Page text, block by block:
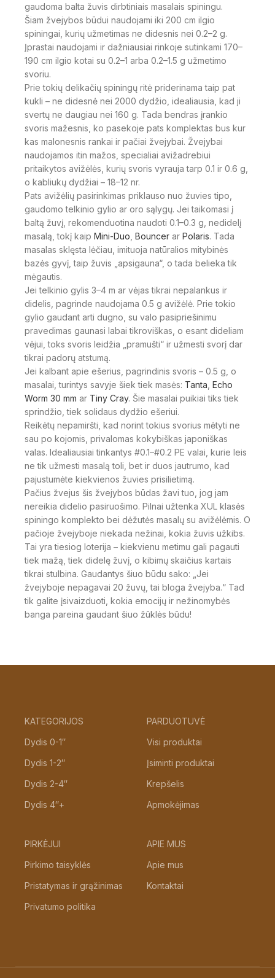
gaudoma balta žuvis dirbtiniais masalais spiningu.
Šiam žvejybos būdui naudojami iki 200 cm ilgio
spiningai, kurių užmetimas ne didesnis nei 0.2–2 g.
Įprastai naudojami ir dažniausiai rinkoje sutinkami 170–
190 cm ilgio kotai su 0.2–1 arba 0.2–1.5 g užmetimo
svoriu.
Prie tokių delikačių spiningų ritė priderinama taip pat
kukli – ne didesnė nei 2000 dydžio, idealiausia, kad ji
svertų ne daugiau nei 160 g. Tada bendras įrankio
svoris mažesnis, ko pasekoje pats komplektas bus kur
kas malonesnis rankai ir pačiai žvejybai. Žvejybai
naudojamos itin mažos, specialiai avižadrebiui
pritaikytos avižėlės, kurių svoris vyrauja tarp 0.1 ir 0.6 g,
o kabliukų dydžiai – 18–12 nr.
Pats avižėlių pasirinkimas priklauso nuo žuvies tipo,
gaudomo telkinio gylio ar oro sąlygų. Jei taikomasi į
baltą žuvį, rekomenduotina naudoti 0.1–0.3 g, nedidelį
masalą, tokį kaip Mini-Duo Bouncer ar Polaris. Tada
masalas sklęsta lėčiau, imituoja natūralios mitybinės
bazės gyvį, taip žuvis „apsigauna“, o tada belieka tik
mėgautis.
Jei telkinio gylis 3–4 m ar vėjas tikrai nepalankus ir
didelis, pagrinde naudojama 0.5 g avižėlė. Prie tokio
gylio gaudant arti dugno, su valo pasipriešinimu
pravedimas gaunasi labai tikroviškas, o esant dideliam
vėjui, toks svoris leidžia „pramušti“ ir užmesti svorį dar
tikrai padorų atstumą.
Jei kalbant apie ešerius, pagrindinis svoris – 0.5 g, o
masalai, turintys savyje šiek tiek masės: Tanta Echo
Worm 30 mm ar Tiny Cray. Šie masalai puikiai tiks tiek
sprindžio, tiek solidaus dydžio ešeriui.
Reikėtų nepamiršti, kad norint tokius svorius mėtyti ne
sau po kojomis, privalomas kokybiškas japoniškas
valas. Idealiausiai tinkantys #0.1–#0.2 PE valai, kurie leis
ne tik užmesti masalą toli, bet ir duos jautrumo, kad
pajustumėte kiekvienos žuvies prisilietimą.
Pačius žvejus šis žvejybos būdas žavi tuo, jog jam
nereikia didelio pasiruošimo. Pilnai užtenka XUL klasės
spiningo komplekto bei dėžutės masalų su avižėlėmis. O
pačioje žvejyboje niekada nežinai, kokia žuvis užkibs.
Tai yra tiesiog loterija – kiekvienu metimu gali pagauti
tiek mažą, tiek didelę žuvį, o kibimų skaičius kartais
tikrai stulbina. Gaudantys šiuo būdu sako: „Jei
žvejyboje nepagavai 20 žuvų, tai bloga žvejyba.“ Tad
tik galite įsivaizduoti, kokia emocijų ir nežinomybės
banga pareina gaudant šiuo žūklės būdu!
KATEGORIJOS
Dydis 0-1″
Dydis 1-2″
Dydis 2-4″
Dydis 4″+
PARDUOTUVĖ
Visi produktai
Įsiminti produktai
Krepšelis
Apmokėjimas
PIRKĖJUI
Pirkimo taisyklės
Pristatymas ir grąžinimas
Privatumo politika
APIE MUS
Apie mus
Kontaktai